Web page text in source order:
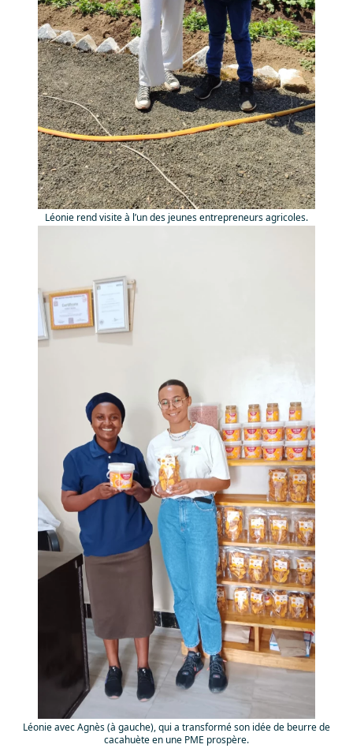
Léonie rend visite à l’un des jeunes entrepreneurs agricoles.
Léonie avec Agnès (à gauche), qui a transformé son idée de beurre de
cacahuète en une PME prospère.